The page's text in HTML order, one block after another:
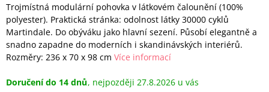
Trojmístná modulární pohovka v látkovém čalounění (100%
polyester). Praktická stránka: odolnost látky 30000 cyklů
Martindale. Do obýváku jako hlavní sezení. Působí elegantně a
snadno zapadne do moderních i skandinávských interiérů.
Rozměry: 236 x 70 x 98 cm Více informací
Doručení do 14 dnů 27.8.2026